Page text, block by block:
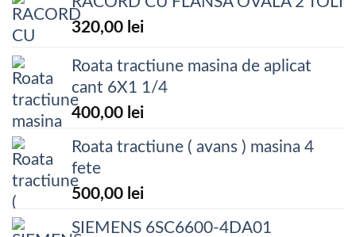
320,00 lei
Roata tractiune masina de aplicat
cant 6X1 1/4
400,00 lei
Roata tractiune ( avans ) masina 4
fete
500,00 lei
SIEMENS 6SC6600-4DA01